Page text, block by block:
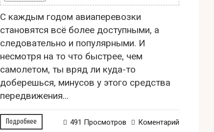
С каждым годом авиаперевозки
становятся всё более доступными, а
следовательно и популярными. И
несмотря на то что быстрее, чем
самолетом, ты вряд ли куда-то
доберешься, минусов у этого средства
передвижения...
Подробнее Коментарий
491 Просмотров